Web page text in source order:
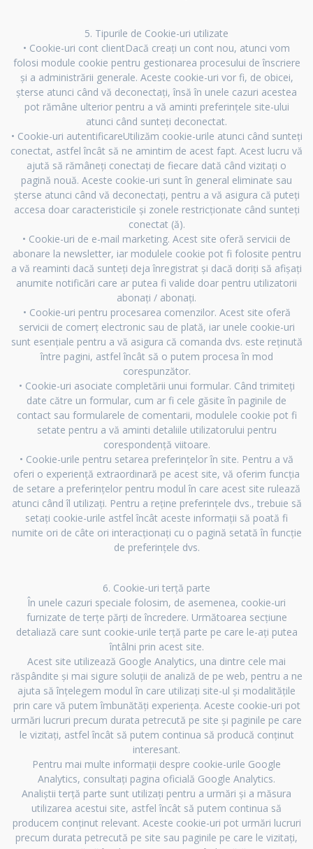
5. Tipurile de Cookie-uri utilizate
• Cookie-uri cont clientDacă creați un cont nou, atunci vom
folosi module cookie pentru gestionarea procesului de înscriere
și a administrării generale. Aceste cookie-uri vor fi, de obicei,
șterse atunci când vă deconectați, însă în unele cazuri acestea
pot rămâne ulterior pentru a vă aminti preferințele site-ului
atunci când sunteți deconectat.
• Cookie-uri autentificareUtilizăm cookie-urile atunci când sunteți
conectat, astfel încât să ne amintim de acest fapt. Acest lucru vă
ajută să rămâneți conectați de fiecare dată când vizitați o
pagină nouă. Aceste cookie-uri sunt în general eliminate sau
șterse atunci când vă deconectați, pentru a vă asigura că puteți
accesa doar caracteristicile și zonele restricționate când sunteți
conectat (ă).
• Cookie-uri de e-mail marketing. Acest site oferă servicii de
abonare la newsletter, iar modulele cookie pot fi folosite pentru
a vă reaminti dacă sunteți deja înregistrat și dacă doriți să afișați
anumite notificări care ar putea fi valide doar pentru utilizatorii
abonați / abonați.
• Cookie-uri pentru procesarea comenzilor. Acest site oferă
servicii de comerț electronic sau de plată, iar unele cookie-uri
sunt esențiale pentru a vă asigura că comanda dvs. este reținută
între pagini, astfel încât să o putem procesa în mod
corespunzător.
• Cookie-uri asociate completării unui formular. Când trimiteți
date către un formular, cum ar fi cele găsite în paginile de
contact sau formularele de comentarii, modulele cookie pot fi
setate pentru a vă aminti detaliile utilizatorului pentru
corespondență viitoare.
• Cookie-urile pentru setarea preferințelor în site. Pentru a vă
oferi o experiență extraordinară pe acest site, vă oferim funcția
de setare a preferințelor pentru modul în care acest site rulează
atunci când îl utilizați. Pentru a reține preferințele dvs., trebuie să
setați cookie-urile astfel încât aceste informații să poată fi
numite ori de câte ori interacționați cu o pagină setată în funcție
de preferințele dvs.
6. Cookie-uri terță parte
În unele cazuri speciale folosim, de asemenea, cookie-uri
furnizate de terțe părți de încredere. Următoarea secțiune
detaliază care sunt cookie-urile terță parte pe care le-ați putea
întâlni prin acest site.
Acest site utilizează Google Analytics, una dintre cele mai
răspândite și mai sigure soluții de analiză de pe web, pentru a ne
ajuta să înțelegem modul în care utilizați site-ul și modalitățile
prin care vă putem îmbunătăți experiența. Aceste cookie-uri pot
urmări lucruri precum durata petrecută pe site și paginile pe care
le vizitați, astfel încât să putem continua să producă conținut
interesant.
Pentru mai multe informații despre cookie-urile Google
Analytics, consultați pagina oficială Google Analytics.
Analiștii terță parte sunt utilizați pentru a urmări și a măsura
utilizarea acestui site, astfel încât să putem continua să
producem conținut relevant. Aceste cookie-uri pot urmări lucruri
precum durata petrecută pe site sau paginile pe care le vizitați,